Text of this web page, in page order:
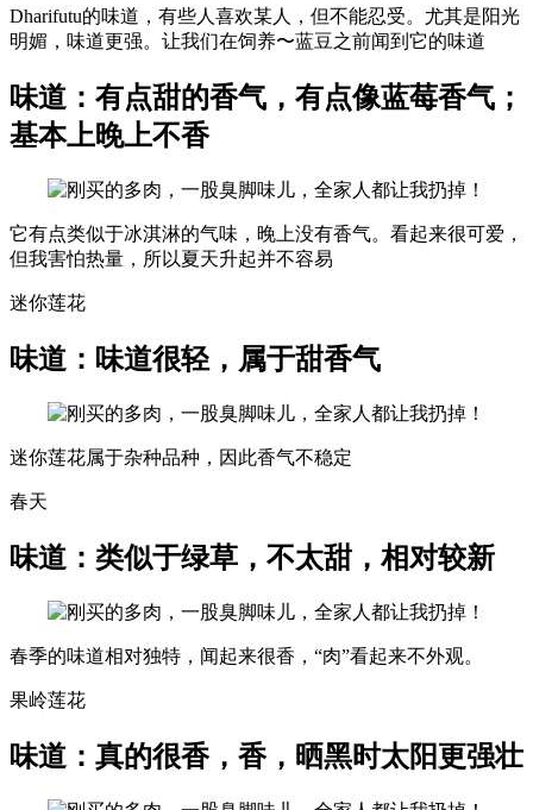
Dharifutu的味道，有些人喜欢某人，但不能忍受。尤其是阳光
明媚，味道更强。让我们在饲养〜蓝豆之前闻到它的味道
味道：有点甜的香气，有点像蓝莓香气；
基本上晚上不香
它有点类似于冰淇淋的气味，晚上没有香气。看起来很可爱，
但我害怕热量，所以夏天升起并不容易
迷你莲花
味道：味道很轻，属于甜香气
迷你莲花属于杂种品种，因此香气不稳定
春天
味道：类似于绿草，不太甜，相对较新
春季的味道相对独特，闻起来很香，“肉”看起来不外观。
果岭莲花
味道：真的很香，香，晒黑时太阳更强壮